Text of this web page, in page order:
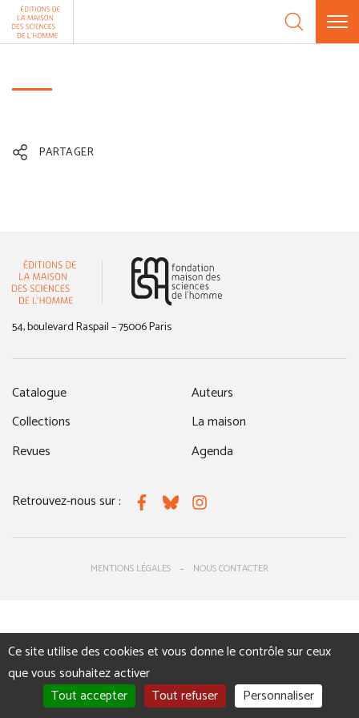
Aller au contenu
PARTAGER
54, boulevard Raspail – 75006 Paris
Catalogue
Collections
Revues
Auteurs
La maison
Agenda
Retrouvez-nous sur : FacebookBlueskyInstagram
MENTIONS LÉGALES NOUS CONTACTER
Panneau de gestion des cookies
Ce site utilise des cookies et vous donne le contrôle sur ceux
que vous souhaitez activer
Tout accepter
Tout refuser Personnaliser